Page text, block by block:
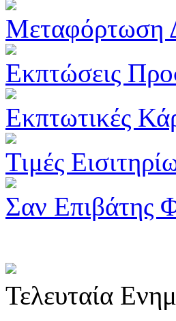
Μεταφόρτωση
Εκπτώσεις
Εκπτωτικές
Τιμές
Σαν Επιβάτης
Τελευταία